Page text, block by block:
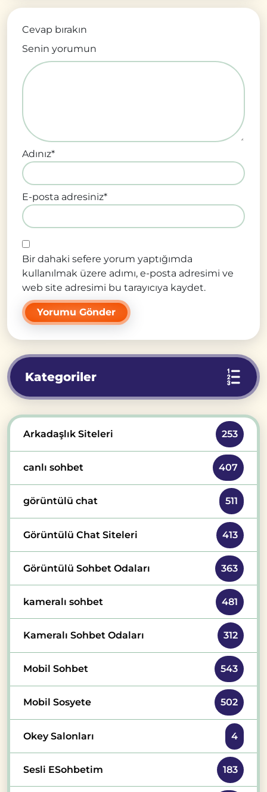
Cevap bırakın
Senin yorumun
Adınız*
E-posta adresiniz*
Bir dahaki sefere yorum yaptığımda
kullanılmak üzere adımı, e-posta adresimi ve
web site adresimi bu tarayıcıya kaydet.
Kategoriler
Arkadaşlık Siteleri 253
canlı sohbet 407
görüntülü chat 511
Görüntülü Chat Siteleri 413
Görüntülü Sohbet Odaları 363
kameralı sohbet 481
Kameralı Sohbet Odaları 312
Mobil Sohbet 543
Mobil Sosyete 502
Okey Salonları 4
Sesli ESohbetim 183